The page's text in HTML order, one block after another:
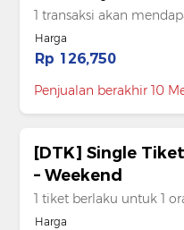
1 transaksi akan
Harga
Rp 126,750
Penjualan berakhir 10
[DTK] Single
– Weekend
1 tiket berlaku untuk 1
Harga